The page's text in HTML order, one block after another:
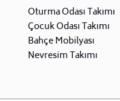
Oturma Odası Takımı
Çocuk Odası Takımı
Bahçe Mobilyası
Nevresim Takımı